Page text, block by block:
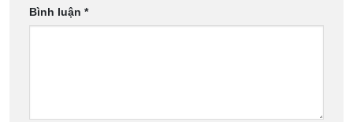
Bình luận *